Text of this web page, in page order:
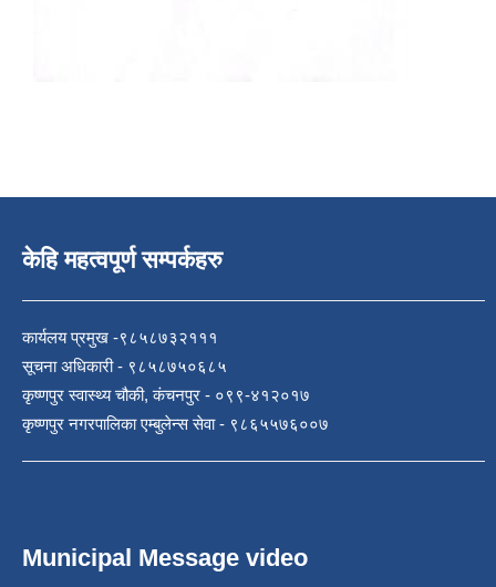
केहि महत्वपूर्ण सम्पर्कहरु
कार्यलय प्रमुख -९८५८७३२१११
सूचना अधिकारी - ९८५८७५०६८५
कृष्णपुर स्वास्थ्य चौकी, कंचनपुर - ०९९-४१२०१७
कृष्णपुर नगरपालिका एम्बुलेन्स सेवा - ९८६५५७६००७
Municipal Message video